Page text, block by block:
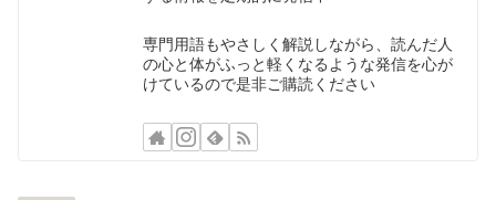
専門用語もやさしく解説しながら、読んだ人
の心と体がふっと軽くなるような発信を心が
けているので是非ご購読ください